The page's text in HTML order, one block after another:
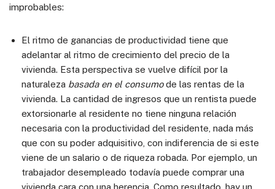
improbables:
El ritmo de ganancias de productividad tiene que
adelantar al ritmo de crecimiento del precio de la
vivienda. Esta perspectiva se vuelve difícil por la
naturaleza basada en el consumode las rentas de la
vivienda. La cantidad de ingresos que un rentista puede
extorsionarle al residente no tiene ninguna relación
necesaria con la productividad del residente, nada más
que con su poder adquisitivo, con indiferencia de si este
viene de un salario o de riqueza robada. Por ejemplo, un
trabajador desempleado todavía puede comprar una
vivienda cara con una herencia. Como resultado, hay un